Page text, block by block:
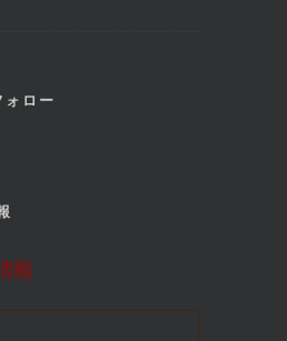
ロー
報